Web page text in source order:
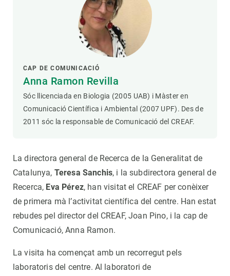
CAP DE COMUNICACIÓ
Anna Ramon Revilla
Sóc llicenciada en Biologia (2005 UAB) i Màster en
Comunicació Científica i Ambiental (2007 UPF). Des de
2011 sóc la responsable de Comunicació del CREAF.
La directora general de Recerca de la Generalitat de
Catalunya, Teresa Sanchis, i la subdirectora general de
Recerca, Eva Pérez, han visitat el CREAF per conèixer
de primera mà l’activitat científica del centre. Han estat
rebudes pel director del CREAF, Joan Pino, i la cap de
Comunicació, Anna Ramon.
La visita ha començat amb un recorregut pels
laboratoris del centre. Al laboratori de